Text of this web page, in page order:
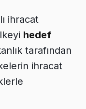
ihracat
hedef
tarafından
ihracat